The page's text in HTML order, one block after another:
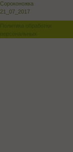
Сороконожка
21_07_2017